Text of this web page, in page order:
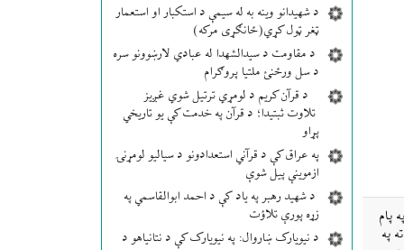
د شهیدانو وینه به له سیمې د استکبار او استعمار
ټغر ټول کړي(ځانګړی مرکه)
د مقاومت د سیدالشهدا له عبادي لارښوونو سره
د سل ورځنئ ملتیا پروګرام
د قرآن کریم د لومړي ترتیل شوي غږیز
تلاوت ثبتیدا؛ د قرآن په خدمت کې یو تاریخي
پړاو
په عراق کې د قرآني استعدادونو د سیالیو لومړنۍ
ازموینې پیل شوې
د شهید رهبر په یاد کې د احمد ابوالقاسمي په
زړه پورې تلاؤت
د نیویارک ښاروال: په نیویارک کې د نتانیاهو د
پام
په